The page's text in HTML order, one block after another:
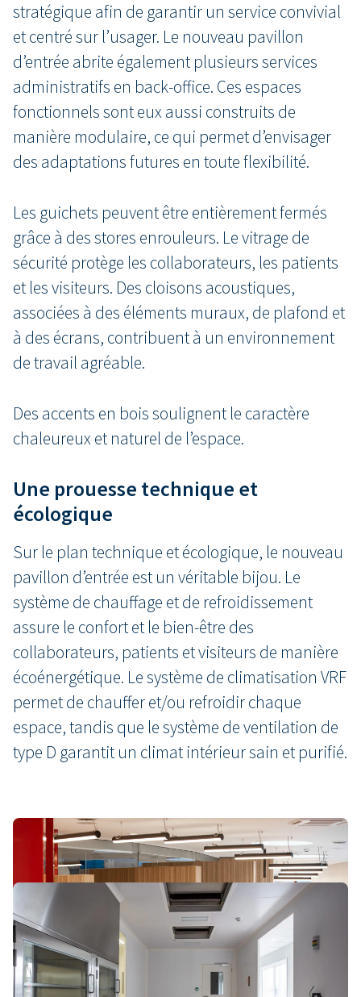
stratégique afin de garantir un service convivial
et centré sur l’usager. Le nouveau pavillon
d’entrée abrite également plusieurs services
administratifs en back-office. Ces espaces
fonctionnels sont eux aussi construits de
manière modulaire, ce qui permet d’envisager
des adaptations futures en toute flexibilité.
Les guichets peuvent être entièrement fermés
grâce à des stores enrouleurs. Le vitrage de
sécurité protège les collaborateurs, les patients
et les visiteurs. Des cloisons acoustiques,
associées à des éléments muraux, de plafond et
à des écrans, contribuent à un environnement
de travail agréable.
Des accents en bois soulignent le caractère
chaleureux et naturel de l’espace.
Une prouesse technique et
écologique
Sur le plan technique et écologique, le nouveau
pavillon d’entrée est un véritable bijou. Le
système de chauffage et de refroidissement
assure le confort et le bien-être des
collaborateurs, patients et visiteurs de manière
écoénergétique. Le système de climatisation VRF
permet de chauffer et/ou refroidir chaque
espace, tandis que le système de ventilation de
type D garantit un climat intérieur sain et purifié.
Pharmacie d’hôpital conforme
aux normes les plus strictes